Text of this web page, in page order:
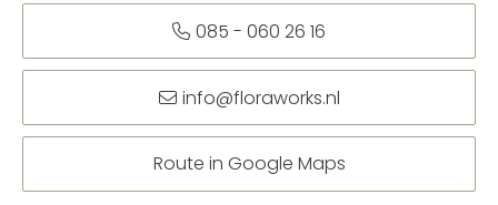
085 - 060 26 16
info@floraworks.nl
Route in Google Maps